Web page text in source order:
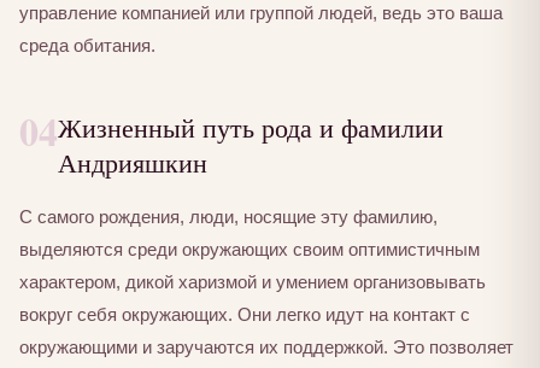
управление компанией или группой людей, ведь это ваша
среда обитания.
04Жизненный путь рода и фамилии
Андрияшкин
С самого рождения, люди, носящие эту фамилию,
выделяются среди окружающих своим оптимистичным
характером, дикой харизмой и умением организовывать
вокруг себя окружающих. Они легко идут на контакт с
окружающими и заручаются их поддержкой. Это позволяет